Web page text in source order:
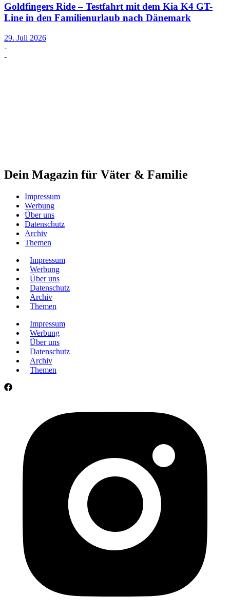
Goldfingers Ride – Testfahrt mit dem Kia K4 GT-
Line in den Familienurlaub nach Dänemark
29. Juli 2026
-
-
Dein Magazin für Väter & Familie
Impressum
Werbung
Über uns
Datenschutz
Archiv
Themen
Impressum
Werbung
Über uns
Datenschutz
Archiv
Themen
Impressum
Werbung
Über uns
Datenschutz
Archiv
Themen